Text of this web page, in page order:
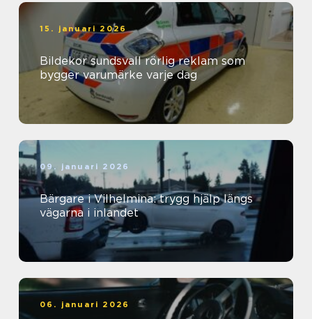
15. januari 2026
Bildekor sundsvall rörlig reklam som
bygger varumärke varje dag
09. januari 2026
Bärgare i Vilhelmina: trygg hjälp längs
vägarna i inlandet
06. januari 2026